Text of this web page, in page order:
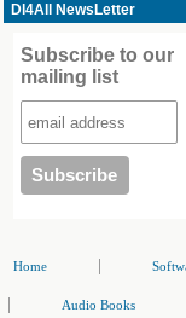
Dl4All NewsLetter
Subscribe to our
mailing list
Home
Audio Books